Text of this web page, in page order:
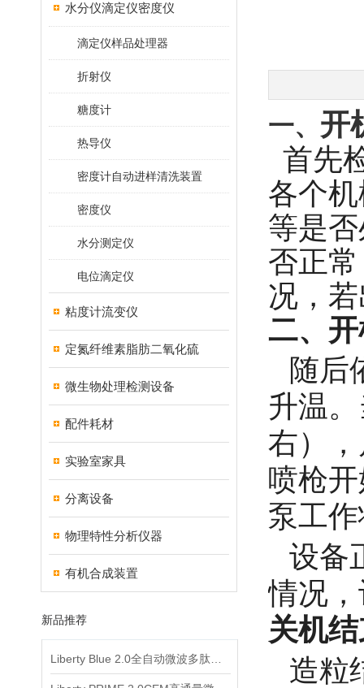
水分仪滴定仪密度仪
滴定仪样品处理器
折射仪
糖度计
热导仪
密度计自动进样清洗装置
密度仪
水分测定仪
电位滴定仪
粘度计流变仪
定氮纤维素脂肪二氧化硫
微生物处理检测设备
配件耗材
实验室家具
分离设备
物理特性分析仪器
有机合成装置
新品推荐
一、 开
首先
各个
等是
否正
况，
二、
随后
升温
右）
喷枪
泵工
设备
情况
关机
造粒